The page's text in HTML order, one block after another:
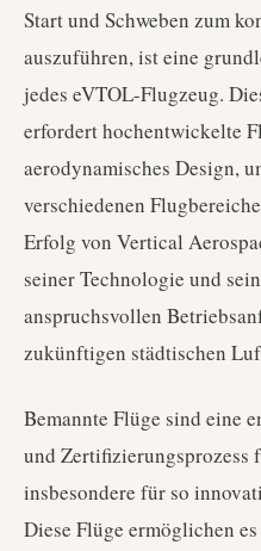
Start und Schweben zum
auszuführen, ist eine
jedes eVTOL-Flugzeug.
erfordert hochentwickelte
aerodynamisches Design,
verschiedenen
Erfolg von Vertical
seiner Technologie und
anspruchsvollen
zukünftigen städtischen
Bemannte Flüge sind eine
und Zertifizierungsprozess
insbesondere für so
Diese Flüge ermöglichen